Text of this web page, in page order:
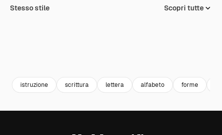
Stesso stile Scopri tutte
istruzione scrittura lettera alfabeto forme